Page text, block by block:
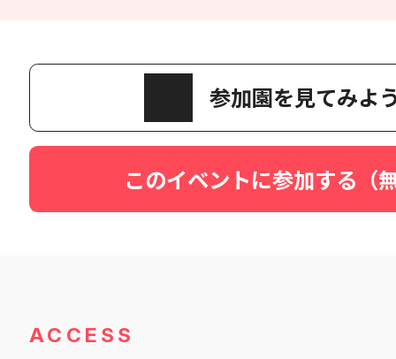
参加園を見てみよ
このイベントに参加する（
ACCESS